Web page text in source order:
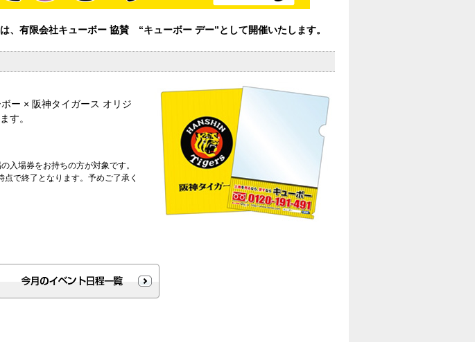
、有限会社キューボー 協賛 “キューボー デー”として開催いたします。
ー × 阪神タイガース オリジ
す。
入場券をお持ちの方が対象です。
で終了となります。予めご了承く